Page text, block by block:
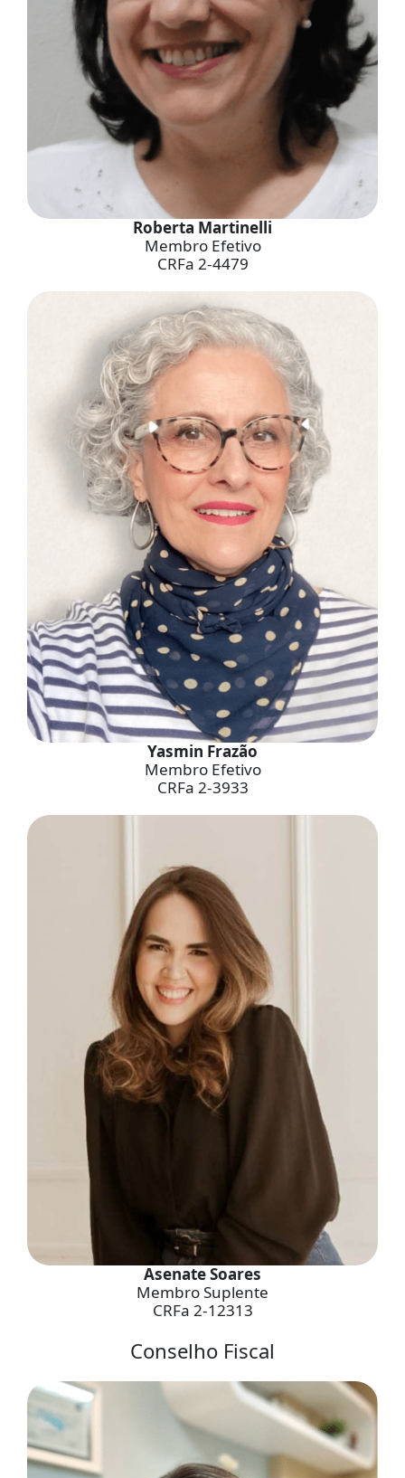
Roberta Martinelli
Membro Efetivo
CRFa 2-4479
Yasmin Frazão
Membro Efetivo
CRFa 2-3933
Asenate Soares
Membro Suplente
CRFa 2-12313
Conselho Fiscal